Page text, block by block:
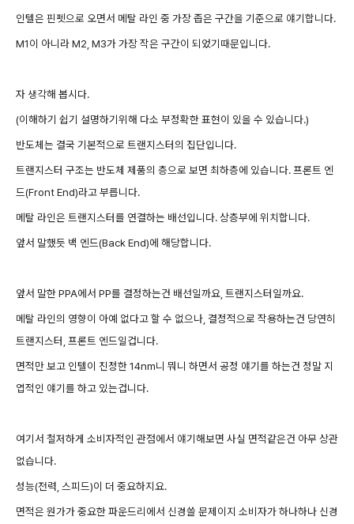
인텔은 핀펫으로 오면서 메탈 라인 중 가장 좁은 구간을 기준으로 얘기합니다.
M1이 아니라 M2, M3가 가장 작은 구간이 되었기때문입니다.
자 생각해 봅시다.
(이해하기 쉽기 설명하기위해 다소 부정확한 표현이 있을 수 있습니다.)
반도체는 결국 기본적으로 트랜지스터의 집단입니다.
트랜지스터 구조는 반도체 제품의 층으로 보면 최하층에 있습니다. 프론트 엔
드(Front End)라고 부릅니다.
메탈 라인은 트랜지스터를 연결하는 배선입니다. 상층부에 위치합니다.
앞서 말했듯 백 엔드(Back End)에 해당합니다.
앞서 말한 PPA에서 PP를 결정하는건 배선일까요, 트랜지스터일까요.
메탈 라인의 영향이 아예 없다고 할 수 없으나, 결정적으로 작용하는건 당연히
트랜지스터, 프론트 엔드일겁니다.
면적만 보고 인텔이 진정한 14nm니 뭐니 하면서 공정 얘기를 하는건 정말 지
엽적인 얘기를 하고 있는겁니다.
여기서 철저하게 소비자적인 관점에서 얘기해보면 사실 면적같은건 아무 상관
없습니다.
성능(전력, 스피드)이 더 중요하지요.
면적은 원가가 중요한 파운드리에서 신경쓸 문제이지 소비자가 하나하나 신경